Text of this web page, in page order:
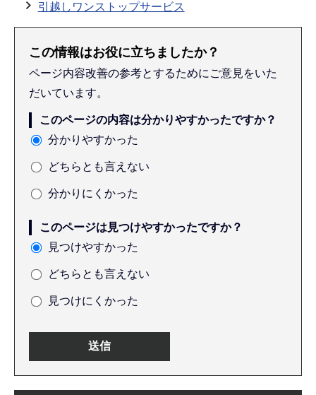
引越しワンストップサービス
この情報はお役に立ちましたか？
ページ内容改善の参考とするためにご意見をいた
だいています。
このページの内容は分かりやすかったですか？
分かりやすかった
どちらとも言えない
分かりにくかった
このページは見つけやすかったですか？
見つけやすかった
どちらとも言えない
見つけにくかった